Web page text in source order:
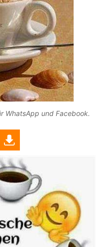
WhatsApp und Facebook.